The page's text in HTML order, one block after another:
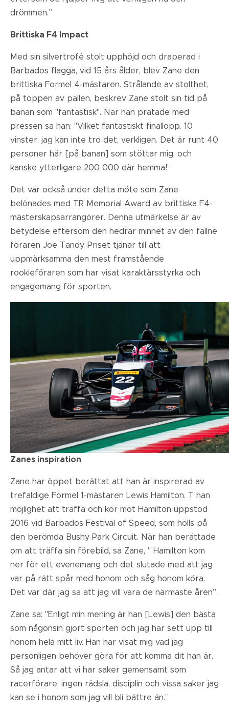
drömmen.”
Brittiska F4 Impact
Med sin silvertrofé stolt upphöjd och draperad i
Barbados flagga, vid 15 års ålder, blev Zane den
brittiska Formel 4-mästaren. Strålande av stolthet,
på toppen av pallen, beskrev Zane stolt sin tid på
banan som "fantastisk". När han pratade med
pressen sa han: "Vilket fantastiskt finallopp. 10
vinster, jag kan inte tro det, verkligen. Det är runt 40
personer här [på banan] som stöttar mig, och
kanske ytterligare 200 000 där hemma!”
Det var också under detta möte som Zane
belönades med TR Memorial Award av brittiska F4-
mästerskapsarrangörer. Denna utmärkelse är av
betydelse eftersom den hedrar minnet av den fallne
föraren Joe Tandy. Priset tjänar till att
uppmärksamma den mest framstående
rookieföraren som har visat karaktärsstyrka och
engagemang för sporten.
Zanes inspiration
Zane har öppet berättat att han är inspirerad av
trefaldige Formel 1-mästaren Lewis Hamilton. T han
möjlighet att träffa och kör mot Hamilton uppstod
2016 vid Barbados Festival of Speed, som hölls på
den berömda Bushy Park Circuit. När han berättade
om att träffa sin förebild, sa Zane, " Hamilton kom
ner för ett evenemang och det slutade med att jag
var på rätt spår med honom och såg honom köra.
Det var där jag sa att jag vill vara de närmaste åren”.
Zane sa: "Enligt min mening är han [Lewis] den bästa
som någonsin gjort sporten och jag har sett upp till
honom hela mitt liv. Han har visat mig vad jag
personligen behöver göra för att komma dit han är.
Så jag antar att vi har saker gemensamt som
racerförare; ingen rädsla, disciplin och vissa saker jag
kan se i honom som jag vill bli bättre än.”